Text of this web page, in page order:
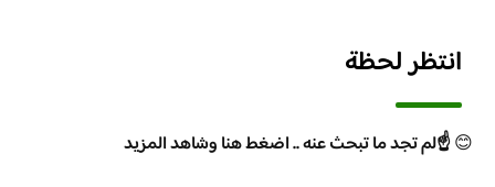
انتظر لحظة
😊☝️لم تجد ما تبحث عنه .. اضغط هنا وشاهد المزيد